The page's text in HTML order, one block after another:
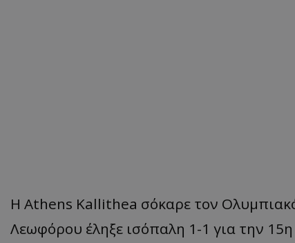
H Αthens Kallithea σόκαρε τον
Λεωφόρου έληξε ισόπαλη 1-1 για την